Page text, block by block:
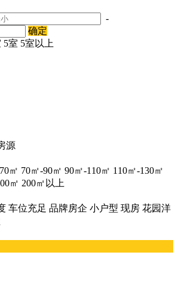
-
确定
5室 5室以上
源
㎡ 70㎡-90㎡ 90㎡-110㎡ 110㎡-130㎡
㎡ 200㎡以上
车位充足 品牌房企 小户型 现房 花园洋